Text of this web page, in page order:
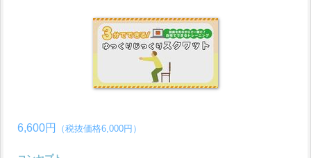
6,600円 （税抜価格6,000円）